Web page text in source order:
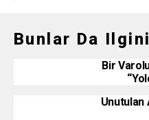
Bunlar Da
Bir
Unutulan